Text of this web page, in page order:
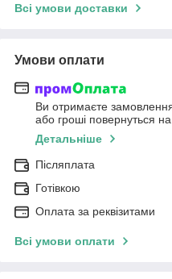
Всі умови доставки
Умови оплати
Ви отримаєте
або гроші повернуться
Детальніше
Післяплата
Готівкою
Оплата за реквізитами
Всі умови оплати